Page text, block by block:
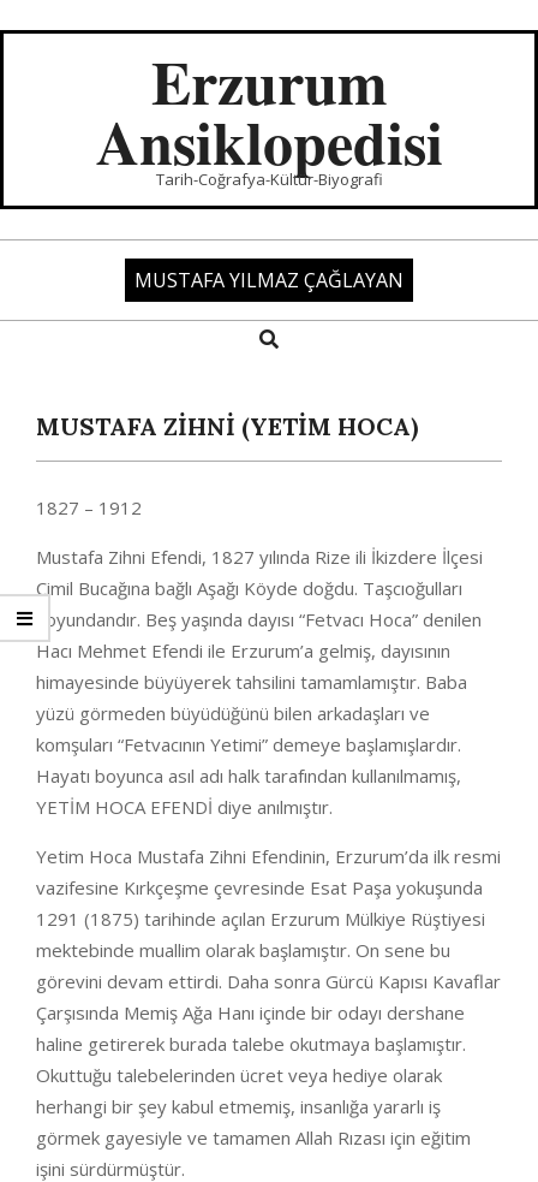
Erzurum
Ansiklopedisi
Tarih-Coğrafya-Kültür-Biyografi
MUSTAFA YILMAZ ÇAĞLAYAN
Search
MUSTAFA ZIHNI (YETİM HOCA)
1827 – 1912
Mustafa Zihni Efendi, 1827 yılında Rize ili İkizdere İlçesi
Cimil Bucağına bağlı Aşağı Köyde doğdu. Taşcıoğulları
soyundandır. Beş yaşında dayısı “Fetvacı Hoca” denilen
Hacı Mehmet Efendi ile Erzurum’a gelmiş, dayısının
himayesinde büyüyerek tahsilini tamamlamıştır. Baba
yüzü görmeden büyüdüğünü bilen arkadaşları ve
komşuları “Fetvacının Yetimi” demeye başlamışlardır.
Hayatı boyunca asıl adı halk tarafından kullanılmamış,
YETİM HOCA EFENDİ diye anılmıştır.
Yetim Hoca Mustafa Zihni Efendinin, Erzurum’da ilk resmi
vazifesine Kırkçeşme çevresinde Esat Paşa yokuşunda
1291 (1875) tarihinde açılan Erzurum Mülkiye Rüştiyesi
mektebinde muallim olarak başlamıştır. On sene bu
görevini devam ettirdi. Daha sonra Gürcü Kapısı Kavaflar
Çarşısında Memiş Ağa Hanı içinde bir odayı dershane
haline getirerek burada talebe okutmaya başlamıştır.
Okuttuğu talebelerinden ücret veya hediye olarak
herhangi bir şey kabul etmemiş, insanlığa yararlı iş
görmek gayesiyle ve tamamen Allah Rızası için eğitim
işini sürdürmüştür.